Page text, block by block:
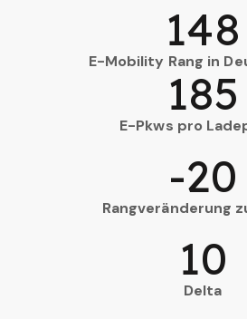
E-Mobility Rang in
148
E-Pkws pro
185
Rangveränderung
-20
Delta
10